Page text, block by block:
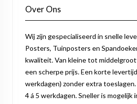
Over Ons
Wij zijn gespecialiseerd in snelle
Posters, Tuinposters en
kwaliteit. Van kleine tot
een scherpe prijs. Een korte levertijd
werkdagen) zonder extra
4 á 5 werkdagen. Sneller is mogelijk